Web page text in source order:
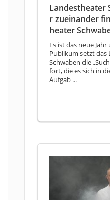
Landestheater
r zueinander
heater
Es ist das neue
Publikum setzt das
Schwaben die
fort, die es sich in
Aufgab ...